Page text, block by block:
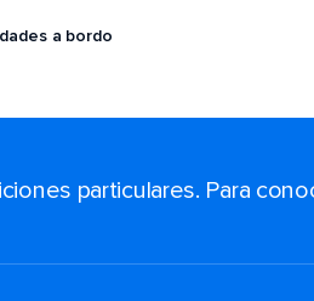
a bordo
particulares. Para